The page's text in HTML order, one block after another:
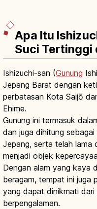
Apa Itu
Suci Tertinggi
Ishizuchi-san (Gunung
Jepang Barat dengan
perbatasan Kota Saijō
Ehime.
Gunung ini termasuk
dan juga dihitung sebagai
Jepang, serta telah lama
menjadi objek
Dengan alam yang kaya
beragam, tempat ini juga
yang dapat dinikmati dari
berpengalaman.